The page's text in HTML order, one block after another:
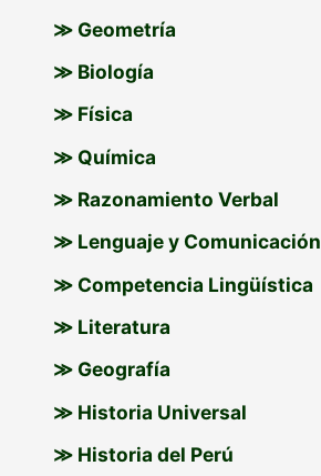
≫ Geometría
≫ Biología
≫ Física
≫ Química
≫ Razonamiento Verbal
≫ Lenguaje y Comunicación
≫ Competencia Lingüística
≫ Literatura
≫ Geografía
≫ Historia Universal
≫ Historia del Perú